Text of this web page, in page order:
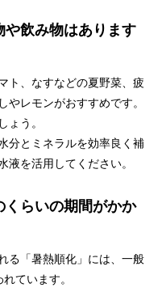
飲み物はあります
ト、なすなどの夏野菜、疲
レモンがおすすめです。
ょう。
分とミネラルを効率良く補
液を活用してください。
らいの期間がかか
る「暑熱順化」には、一般
ています。